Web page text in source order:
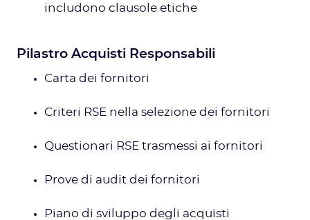
includono clausole etiche
Pilastro Acquisti Responsabili
Carta dei fornitori
Criteri RSE nella selezione dei fornitori
Questionari RSE trasmessi ai fornitori
Prove di audit dei fornitori
Piano di sviluppo degli acquisti